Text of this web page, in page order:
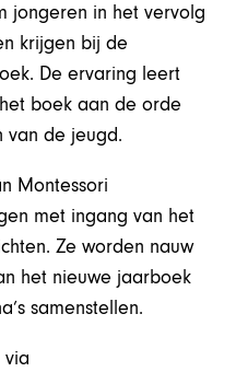
jongeren in het vervolg
krijgen bij de
De ervaring leert
boek aan de orde
van de jeugd.
Montessori
met ingang van het
Ze worden nauw
het nieuwe jaarboek
samenstellen.
via